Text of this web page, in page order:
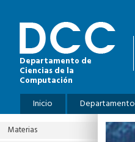
Departamento de
Ciencias de la
Computación
Menú principal
Inicio Departamento
Materias